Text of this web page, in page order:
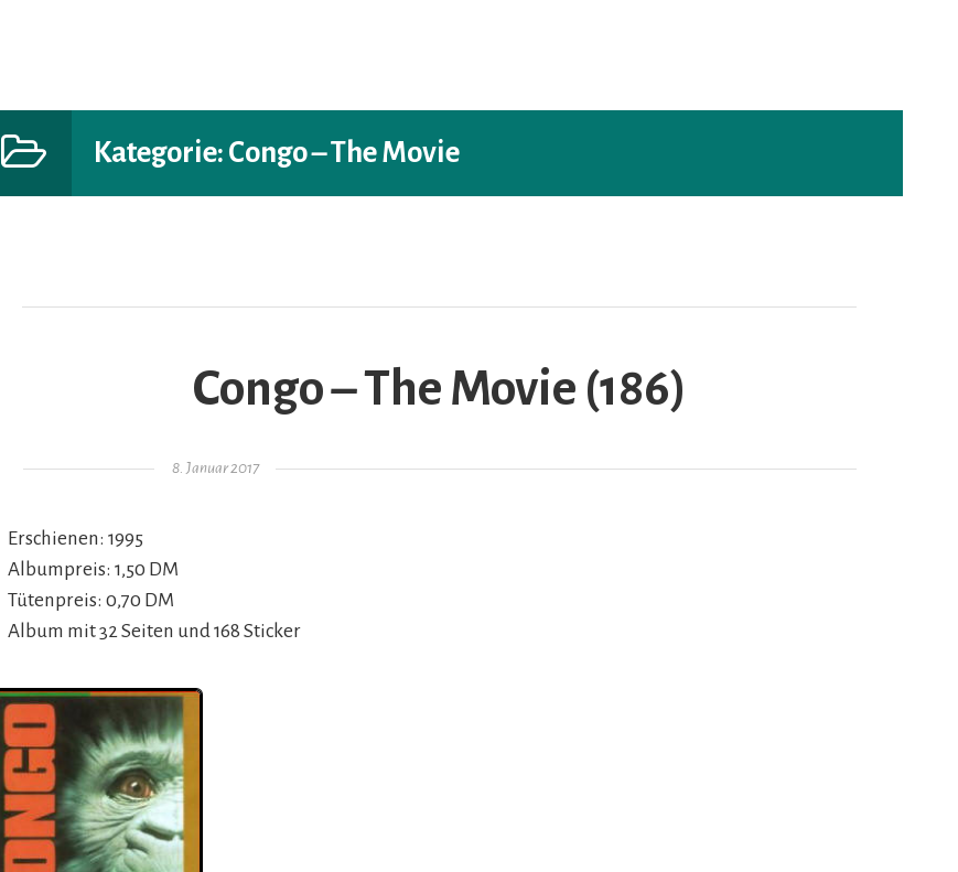
Kategorie: Congo – The Movie
Congo – The Movie (186)
Gepostet am
8. Januar 2017
Erschienen: 1995
Albumpreis: 1,50 DM
Tütenpreis: 0,70 DM
Album mit 32 Seiten und 168 Sticker